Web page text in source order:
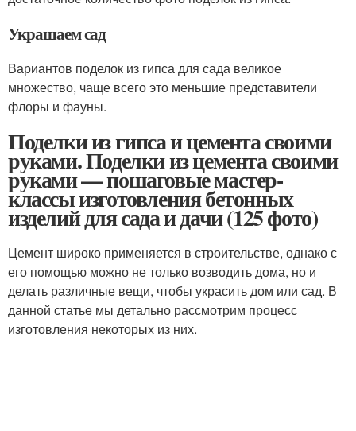
Украшаем сад
Вариантов поделок из гипса для сада великое
множество, чаще всего это меньшие представители
флоры и фауны.
Поделки из гипса и цемента своими
руками. Поделки из цемента своими
руками — пошаговые мастер-
классы изготовления бетонных
изделий для сада и дачи (125 фото)
Цемент широко применяется в строительстве, однако с
его помощью можно не только возводить дома, но и
делать различные вещи, чтобы украсить дом или сад. В
данной статье мы детально рассмотрим процесс
изготовления некоторых из них.